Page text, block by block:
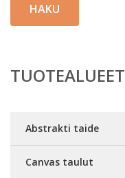
HAKU
TUOTEALUEET
Abstrakti taide
Canvas taulut